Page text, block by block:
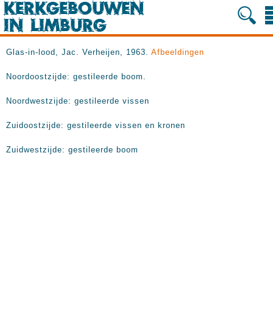
Glas-in-lood, Jac. Verheijen, 1963. Afbeeldingen
Noordoostzijde: gestileerde boom.
Noordwestzijde: gestileerde vissen
Zuidoostzijde: gestileerde vissen en kronen
Zuidwestzijde: gestileerde boom